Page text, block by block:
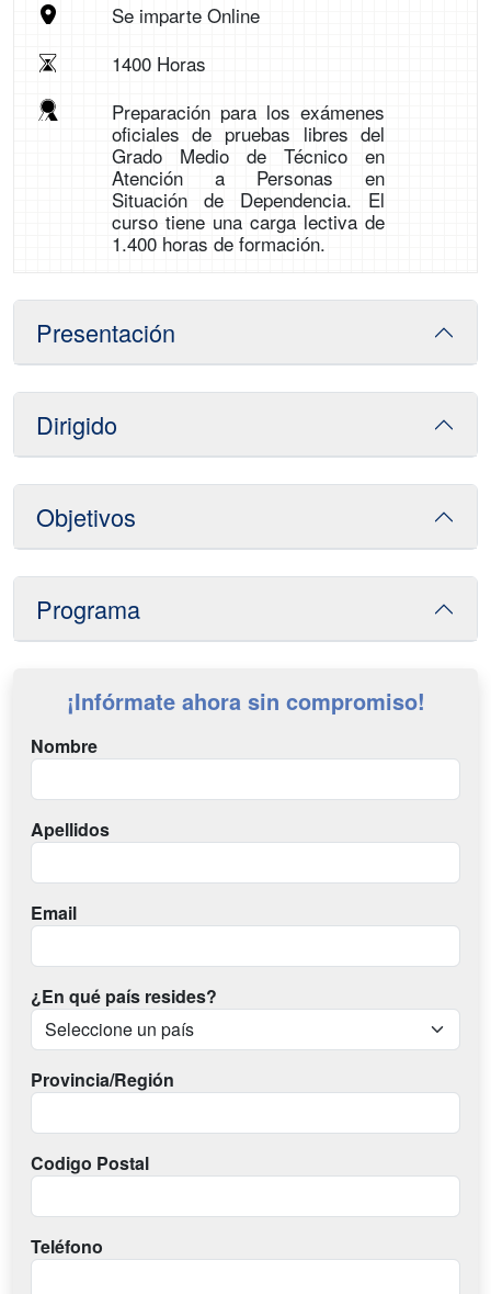
Se imparte Online
1400 Horas
Preparación para los exámenes
oficiales de pruebas libres del
Grado Medio de Técnico en
Atención a Personas en
Situación de Dependencia. El
curso tiene una carga lectiva de
1.400 horas de formación.
Presentación
Dirigido
Objetivos
Programa
¡Infórmate ahora sin compromiso!
Nombre
Apellidos
Email
¿En qué país resides?
Provincia/Región
Codigo Postal
Teléfono